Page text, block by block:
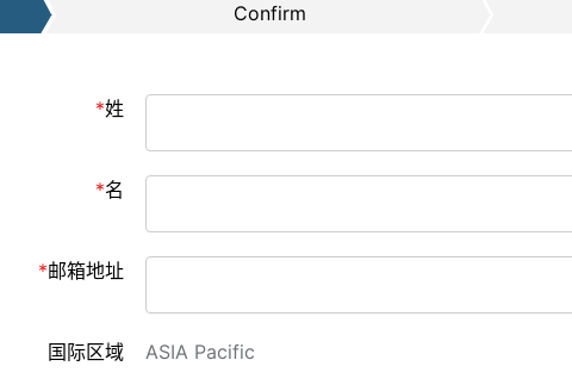
Confirm
姓
名
邮箱地址
国际区域 ASIA Pacific